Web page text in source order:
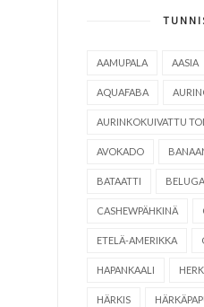
AAMUPALA AASIA
AQUAFABA
AURINKOKUIVATTU
AVOKADO
BATAATTI
CASHEWPÄHKINÄ
ETELÄ-AMERIKKA
HAPANKAALI
HÄRKIS